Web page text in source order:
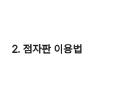
2. 점자판 이용법